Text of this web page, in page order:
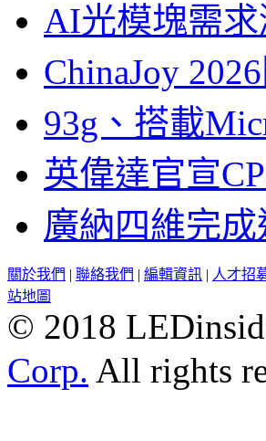
AI光模塊需
ChinaJoy
93g、搭載
英偉達官宣
廣納四維完
關於我們 | 聯絡我們 | 編輯資訊 | 人才招
站地圖
© 2018
Corp. All rights